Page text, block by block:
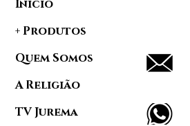
Início
+ Produtos
Quem Somos
A Religião
TV Jurema